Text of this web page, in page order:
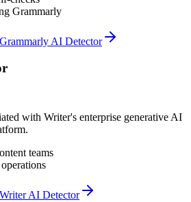
Grammarly
AI Detector
with Writer's enterprise generative AI
teams
AI Detector